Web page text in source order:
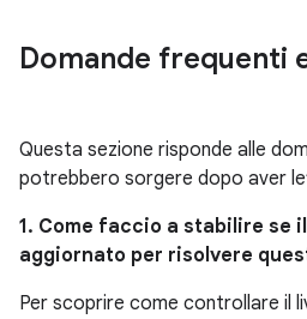
Domande frequenti
Questa sezione risponde alle
potrebbero sorgere dopo aver
1. Come faccio a stabilire se
aggiornato per risolvere
Per scoprire come controllare il